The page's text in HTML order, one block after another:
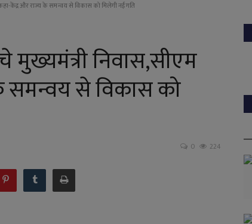
कहा-केंद्र और राज्य के समन्वय से विकास को मिलेगी नई गति
मुख्यमंत्री निवास,सीएम
समन्वय से विकास को
0 224